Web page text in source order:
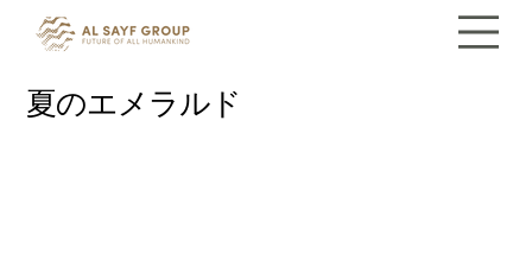
夏のエメラルド